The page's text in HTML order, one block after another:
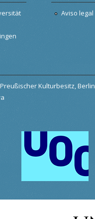
Aviso legal
Kulturbesitz, Berlin